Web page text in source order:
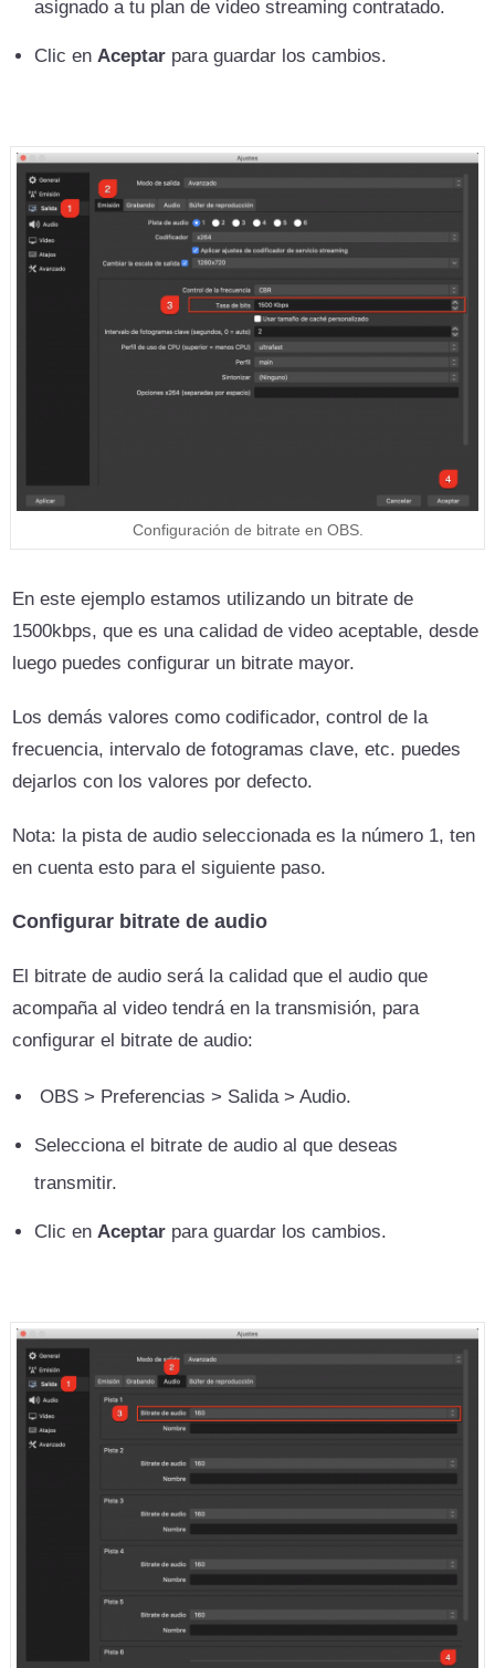
asignado a tu plan de video streaming contratado.
Clic en Aceptar para guardar los cambios.
Configuración de bitrate en OBS.
En este ejemplo estamos utilizando un bitrate de
1500kbps, que es una calidad de video aceptable, desde
luego puedes configurar un bitrate mayor.
Los demás valores como codificador, control de la
frecuencia, intervalo de fotogramas clave, etc. puedes
dejarlos con los valores por defecto.
Nota: la pista de audio seleccionada es la número 1, ten
en cuenta esto para el siguiente paso.
Configurar bitrate de audio
El bitrate de audio será la calidad que el audio que
acompaña al video tendrá en la transmisión, para
configurar el bitrate de audio:
OBS > Preferencias > Salida > Audio.
Selecciona el bitrate de audio al que deseas
transmitir.
Clic en Aceptar para guardar los cambios.